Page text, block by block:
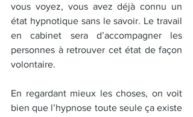
vous voyez, vous avez déjà connu un
état hypnotique sans le savoir. Le travail
en cabinet sera d’accompagner les
personnes à retrouver cet état de façon
volontaire.
En regardant mieux les choses, on voit
bien que l’hypnose toute seule ça existe